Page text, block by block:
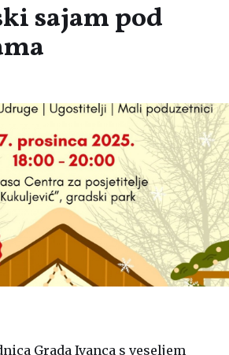
sajam pod
Grada Ivanca s veseljem